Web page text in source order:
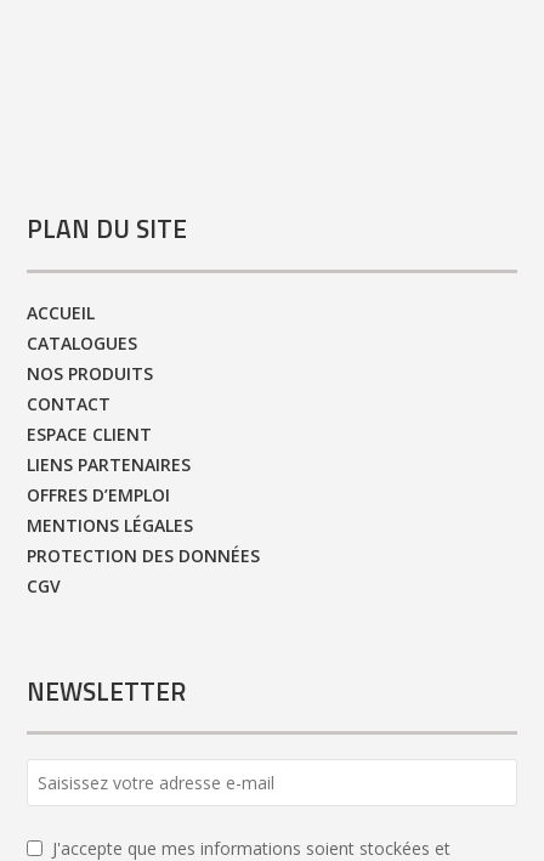
PLAN DU SITE
ACCUEIL
CATALOGUES
NOS PRODUITS
CONTACT
ESPACE CLIENT
LIENS PARTENAIRES
OFFRES D’EMPLOI
MENTIONS LÉGALES
PROTECTION DES DONNÉES
CGV
NEWSLETTER
J'accepte que mes informations soient stockées et